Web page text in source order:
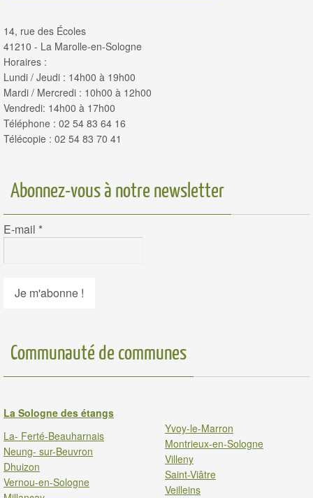
14, rue des Écoles
41210 - La Marolle-en-Sologne
Horaires :
Lundi / Jeudi : 14h00 à 19h00
Mardi / Mercredi : 10h00 à 12h00
Vendredi: 14h00 à 17h00
Téléphone : 02 54 83 64 16
Télécopie : 02 54 83 70 41
Abonnez-vous à notre newsletter
E-mail *
Communauté de communes
La Sologne des étangs
La- Ferté-Beauharnais
Neung- sur-Beuvron
Dhuizon
Vernou-en-Sologne
Yvoy-le-Marron
Montrieux-en-Sologne
Villeny
Saint-Viâtre
Veilleins